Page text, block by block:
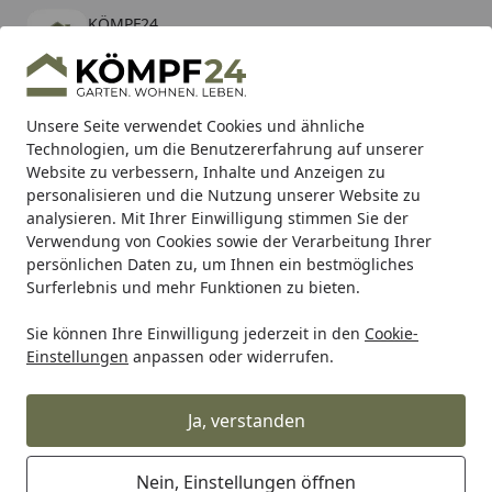
Unsere Seite verwendet Cookies und ähnliche
Technologien, um die Benutzererfahrung auf unserer
Website zu verbessern, Inhalte und Anzeigen zu
personalisieren und die Nutzung unserer Website zu
analysieren. Mit Ihrer Einwilligung stimmen Sie der
Verwendung von Cookies sowie der Verarbeitung Ihrer
persönlichen Daten zu, um Ihnen ein bestmögliches
Surferlebnis und mehr Funktionen zu bieten.
Sie können Ihre Einwilligung jederzeit in den Cookie-
Einstellungen anpassen oder widerrufen.
Ja, verstanden
Nein, Einstellungen öffnen
KÖMPF24
kostenlos - Im App Store
Hotline
Alle Produkte
Mein Konto
Suchen
Karibu Pools inkl. gratis Sandfilteranlage & Pool-
Starterset (Gesamtwert bis 468,99€)
Startseite
Grill Gasgrill Gasgrillstationen Weber GENESIS SP-
Weber GENESIS SP-435W GBS
Gasgrill - Edelstahl